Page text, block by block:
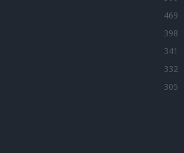
469
398
341
332
305